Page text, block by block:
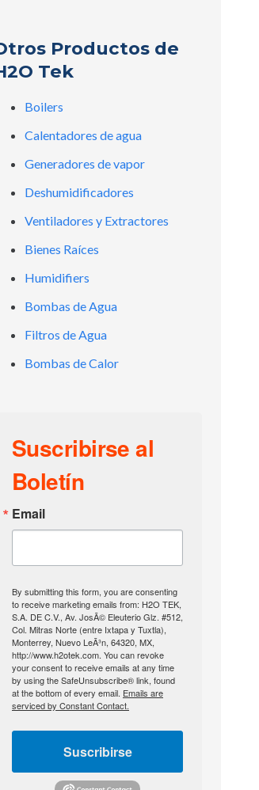
Productos de
Tek
Boilers
Calentadores de agua
Generadores de vapor
Deshumidificadores
Ventiladores y Extractores
Bienes Raíces
Humidifiers
Bombas de Agua
Filtros de Agua
Bombas de Calor
Suscribirse al
Boletín
Email
By submitting this form, you are consenting
to receive marketing emails from: H2O TEK,
S.A. DE C.V., Av. JosÃ© Eleuterio Glz. #512,
Col. Mitras Norte (entre Ixtapa y Tuxtla),
Monterrey, Nuevo LeÃ³n, 64320, MX,
http://www.h2otek.com. You can revoke
your consent to receive emails at any time
by using the SafeUnsubscribe® link, found
at the bottom of every email. Emails are
serviced by Constant Contact.
Suscribirse